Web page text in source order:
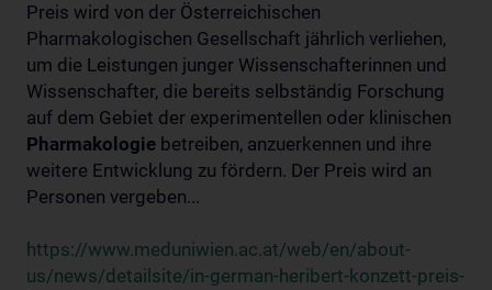
Preis wird von der Österreichischen
Pharmakologischen Gesellschaft jährlich verliehen,
um die Leistungen junger Wissenschafterinnen und
Wissenschafter, die bereits selbständig Forschung
auf dem Gebiet der experimentellen oder klinischen
Pharmakologie betreiben, anzuerkennen und ihre
weitere Entwicklung zu fördern. Der Preis wird an
Personen vergeben...
https://www.meduniwien.ac.at/web/en/about-
us/news/detailsite/in-german-heribert-konzett-preis-